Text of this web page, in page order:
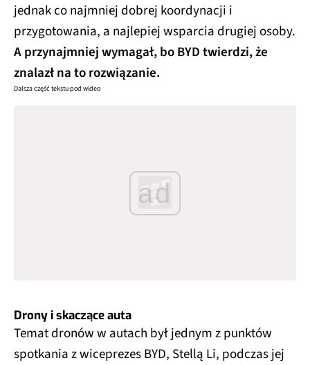
jednak co najmniej dobrej koordynacji i
przygotowania, a najlepiej wsparcia drugiej osoby.
A przynajmniej wymagał, bo BYD twierdzi, że
znalazł na to rozwiązanie.
Dalsza część tekstu pod wideo
ad
Drony i skaczące auta
Temat dronów w autach był jednym z punktów
spotkania z wiceprezes BYD, Stellą Li, podczas jej